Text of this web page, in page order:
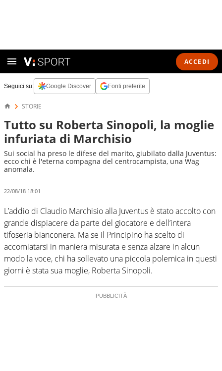
ACCEDI
Seguici su: Google Discover Fonti preferite
STORIE
Tutto su Roberta Sinopoli, la moglie
infuriata di Marchisio
Sui social ha preso le difese del marito, giubilato dalla Juventus:
ecco chi è l'eterna compagna del centrocampista, una Wag
anomala.
22/08/18 18:01
L’addio di Claudio Marchisio alla Juventus è stato accolto con
grande dispiacere da parte del giocatore e dell’intera
tifoseria bianconera. Ma se il Principino ha scelto di
accomiatarsi in maniera misurata e senza alzare in alcun
modo la voce, chi ha sollevato una piccola polemica in questi
giorni è stata sua moglie, Roberta Sinopoli.